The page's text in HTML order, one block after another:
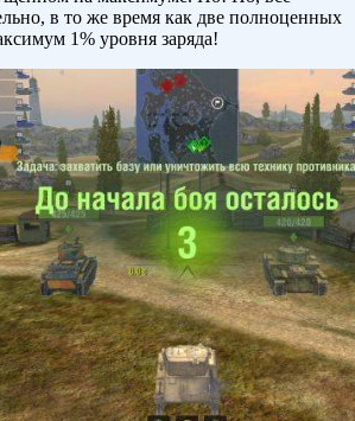
в то же время как две полноценных
1% уровня заряда!